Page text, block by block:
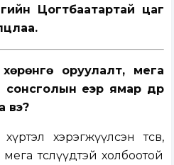
Цогтбаатартай цаг
оруулалт, мега
сонсголын үеэр ямар дүр
вэ?
хэрэгжүүлсэн төсөв,
мега төслүүдтэй холбоотой